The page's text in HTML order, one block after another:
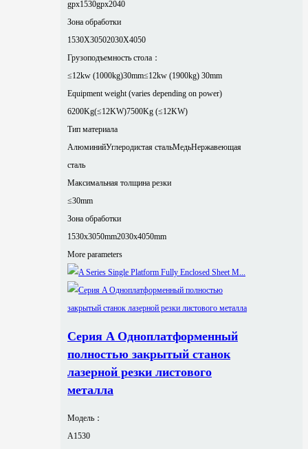
gpx1530gpx2040
Зона обработки
1530X30502030X4050
Грузоподъемность стола：
≤12kw (1000kg)30mm≤12kw (1900kg) 30mm
Equipment weight (varies depending on power)
6200Kg(≤12KW)7500Kg (≤12KW)
Тип материала
АлюминийУглеродистая стальМедьНержавеющая
сталь
Максимальная толщина резки
≤30mm
Зона обработки
1530x3050mm2030x4050mm
More parameters
Серия A Одноплатформенный
полностью закрытый станок
лазерной резки листового
металла
Модель：
A1530